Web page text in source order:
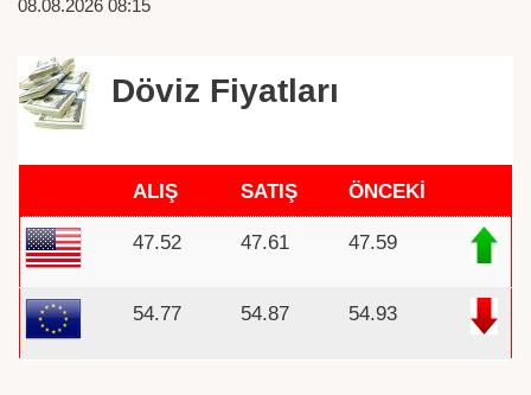
08.08.2026 08:15
Döviz Fiyatları
ALIŞ SATIŞ ÖNCEKİ
47.52 47.61 47.59
54.77 54.87 54.93